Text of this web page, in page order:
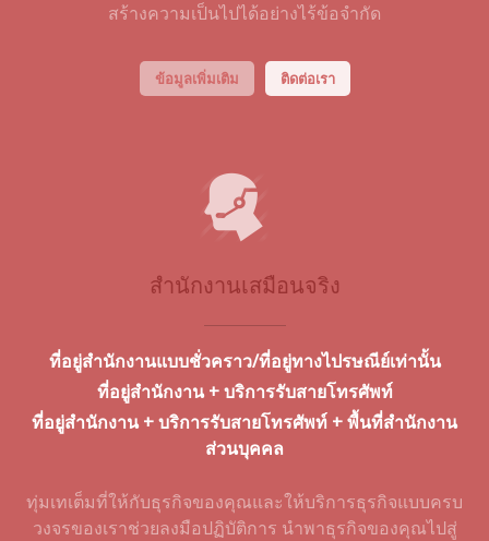
สร้างความเป็นไปได้อย่างไร้ข้อจำกัด
ข้อมูลเพิ่มเติม ติดต่อเรา
สำนักงานเสมือนจริง
ที่อยู่สำนักงานแบบชั่วคราว/ที่อยู่ทางไปรษณีย์เท่านั้น
ที่อยู่สำนักงาน + บริการรับสายโทรศัพท์
ที่อยู่สำนักงาน + บริการรับสายโทรศัพท์ + พื้นที่สำนักงาน
ส่วนบุคคล
ทุ่มเทเต็มที่ให้กับธุรกิจของคุณและให้บริการธุรกิจแบบครบ
วงจรของเราช่วยลงมือปฏิบัติการ นำพาธุรกิจของคุณไปสู่